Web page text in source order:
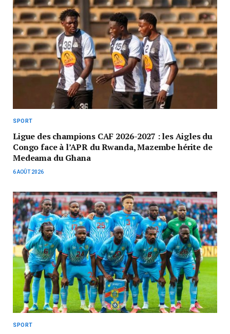
SPORT
Ligue des champions CAF 2026-2027 : les Aigles du
Congo face à l’APR du Rwanda, Mazembe hérite de
Medeama du Ghana
6 AOÛT 2026
SPORT